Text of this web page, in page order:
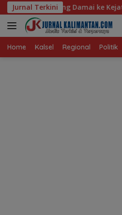
Langsung
ke
konten
Jurnal Terkini
ke Kejati, Rekam Jejak Radityo
Home Kalsel Regional Politik